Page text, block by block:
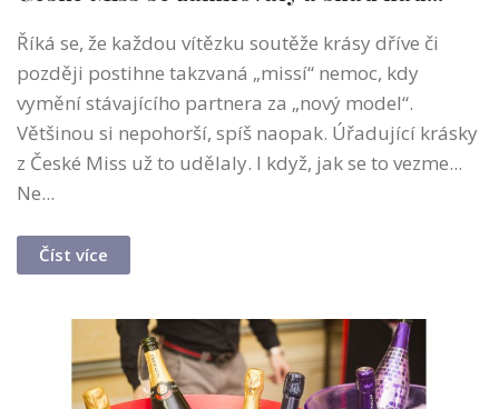
Říká se, že každou vítězku soutěže krásy dříve či
později postihne takzvaná „missí“ nemoc, kdy
vymění stávajícího partnera za „nový model“.
Většinou si nepohorší, spíš naopak. Úřadující krásky
z České Miss už to udělaly. I když, jak se to vezme...
Ne...
Číst více